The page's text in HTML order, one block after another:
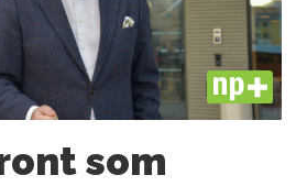
PLUS
som